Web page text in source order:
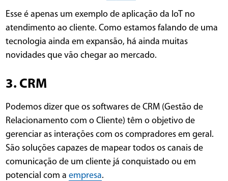
Esse é apenas um exemplo de aplicação da IoT no
atendimento ao cliente. Como estamos falando de uma
tecnologia ainda em expansão, há ainda muitas
novidades que vão chegar ao mercado.
3. CRM
Podemos dizer que os softwares de CRM (Gestão de
Relacionamento com o Cliente) têm o objetivo de
gerenciar as interações com os compradores em geral.
São soluções capazes de mapear todos os canais de
comunicação de um cliente já conquistado ou em
potencial com aempresa.